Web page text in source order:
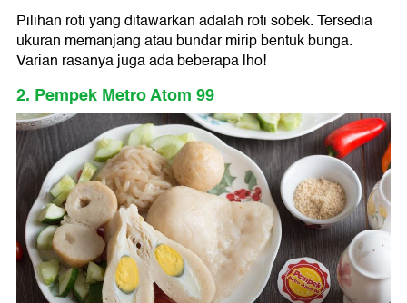
Pilihan roti yang ditawarkan adalah roti sobek. Tersedia
ukuran memanjang atau bundar mirip bentuk bunga.
Varian rasanya juga ada beberapa lho!
2. Pempek Metro Atom 99